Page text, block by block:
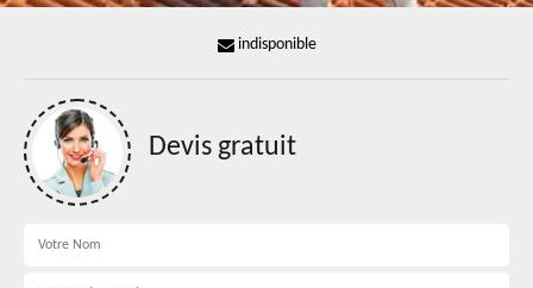
indisponible
Devis gratuit